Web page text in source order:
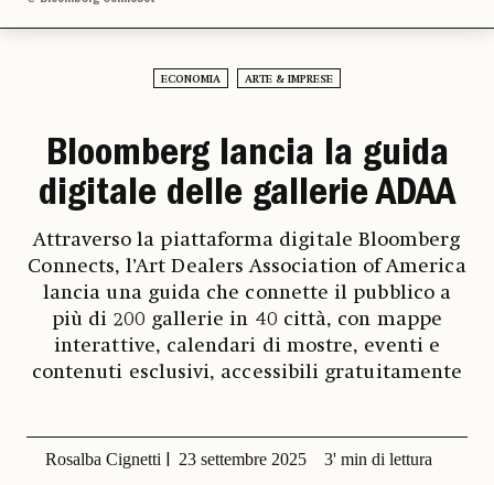
ECONOMIA ARTE & IMPRESE
Bloomberg lancia la guida
digitale delle gallerie ADAA
Attraverso la piattaforma digitale Bloomberg
Connects, l’Art Dealers Association of America
lancia una guida che connette il pubblico a
più di 200 gallerie in 40 città, con mappe
interattive, calendari di mostre, eventi e
contenuti esclusivi, accessibili gratuitamente
Rosalba Cignetti 23 settembre 2025 3' min di lettura